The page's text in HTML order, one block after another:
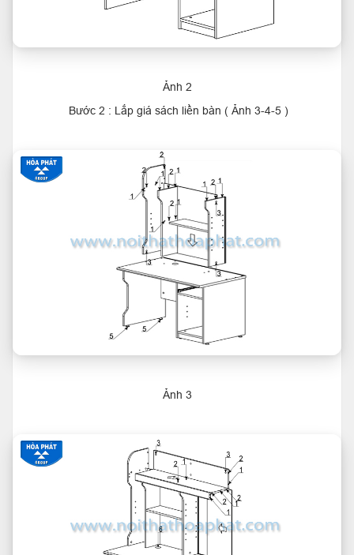
Ảnh 2
Bước 2 : Lắp giá sách liền bàn ( Ảnh 3-4-5 )
Ảnh 3